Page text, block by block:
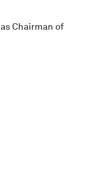
Chairman of